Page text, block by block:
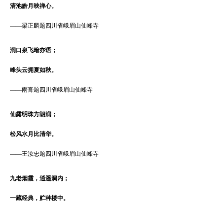
清池皓月映禅心。
——梁正麟题四川省峨眉山仙峰寺
洞口泉飞暗亦语；
峰头云拥夏如秋。
——雨膏题四川省峨眉山仙峰寺
仙露明珠方朗润；
松风水月比清华。
——王汝忠题四川省峨眉山仙峰寺
九老烟霞，逍遥洞内；
一藏经典，贮种楼中。